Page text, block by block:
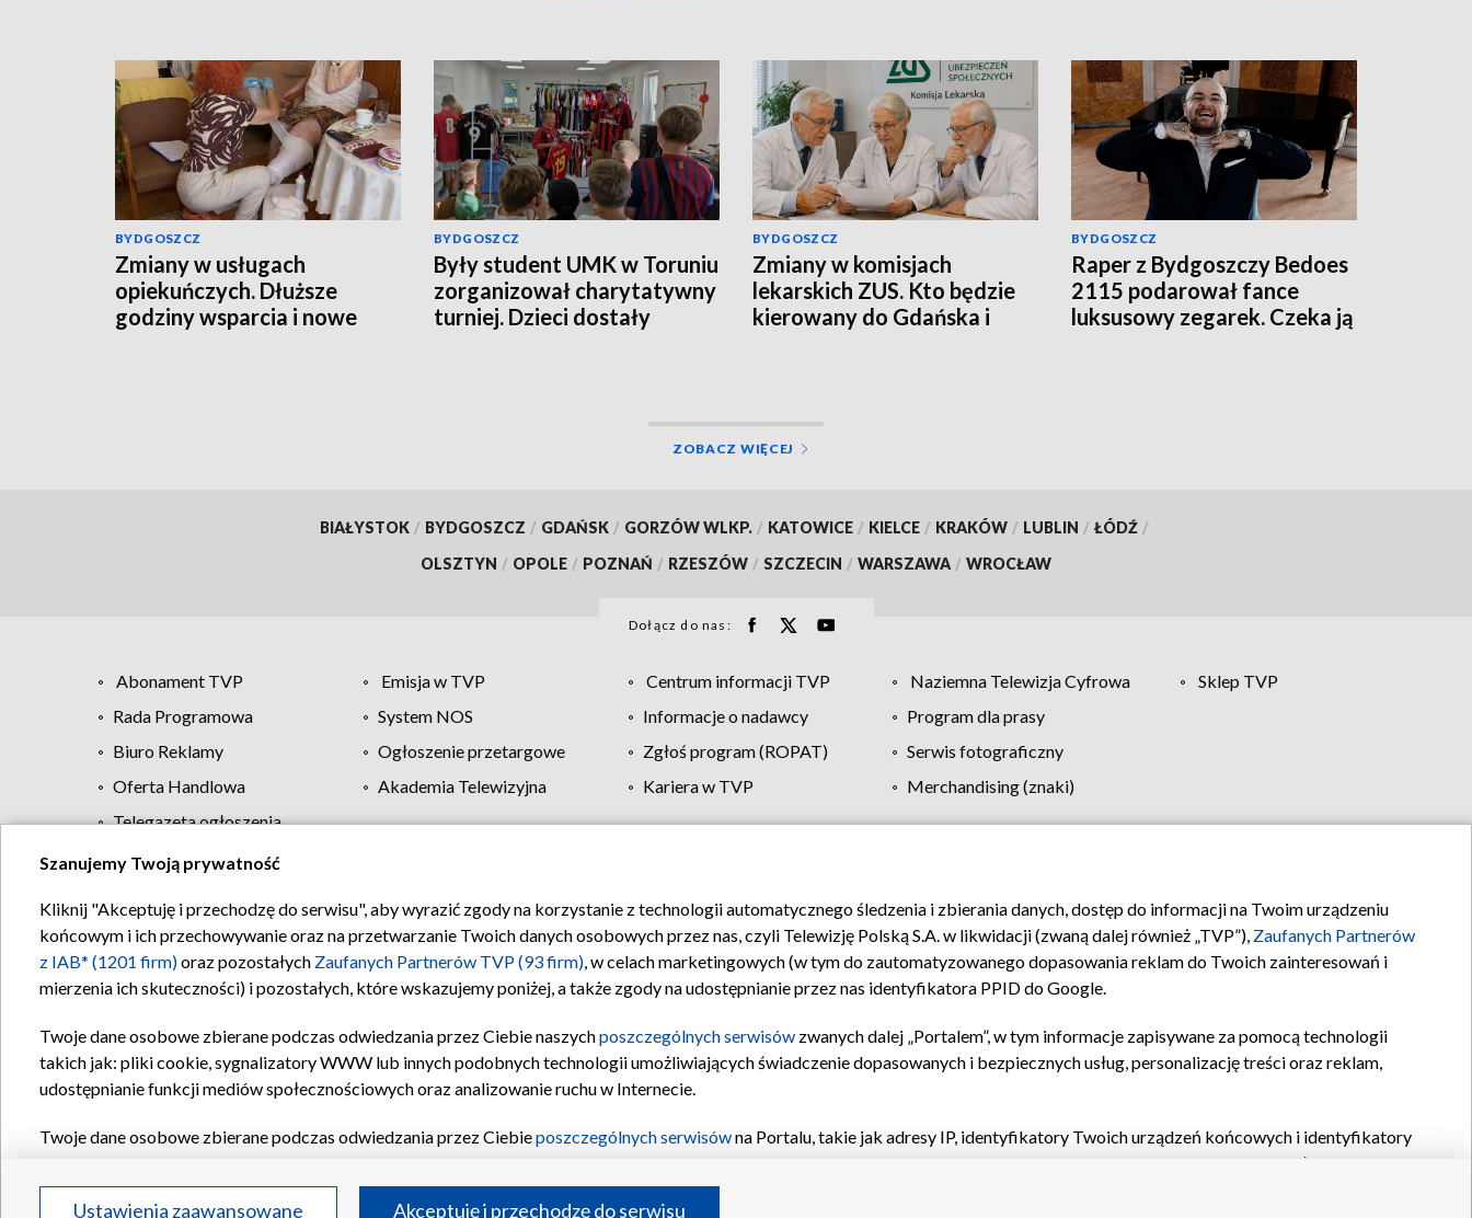
BYDGOSZCZ
Zmiany w usługach
opiekuńczych. Dłuższe
godziny wsparcia i nowe
BYDGOSZCZ
Były student UMK w Toruniu
zorganizował charytatywny
turniej. Dzieci dostały
BYDGOSZCZ
Zmiany w komisjach
lekarskich ZUS. Kto będzie
kierowany do Gdańska i
BYDGOSZCZ
Raper z Bydgoszczy Bedoes
2115 podarował fance
luksusowy zegarek. Czeka ją
ZOBACZ WIĘCEJ
BIAŁYSTOK / BYDGOSZCZ / GDAŃSK / GORZÓW WLKP. / KATOWICE / KIELCE / KRAKÓW / LUBLIN / ŁÓDŹ /
OLSZTYN / OPOLE / POZNAŃ / RZESZÓW / SZCZECIN / WARSZAWA / WROCŁAW
Dołącz do nas:
Abonament TVP Emisja w TVP Centrum informacji TVP Naziemna Telewizja Cyfrowa
Sklep TVP
Rada Programowa
System NOS Informacje o nadawcy
Program dla prasy
Biuro Reklamy
Ogłoszenie przetargowe Zgłoś program (ROPAT)
Serwis fotograficzny
Oferta Handlowa
Akademia Telewizyjna Kariera w TVP
Merchandising (znaki)
Telegazeta ogłoszenia
Regulamin TVP Polityka prywatności Moje zgody Pomoc Biuro reklamy Kontakt
Szanujemy Twoją prywatność
Kliknij "Akceptuję i przechodzę do serwisu", aby wyrazić zgody na korzystanie z technologii automatycznego śledzenia i zbierania danych, dostęp do informacji na Twoim urządzeniu
końcowym i ich przechowywanie oraz na przetwarzanie Twoich danych osobowych przez nas, czyli Telewizję Polską S.A. w likwidacji (zwaną dalej również „TVP”), Zaufanych Partnerów
z IAB* (1201 firm)oraz pozostałych Zaufanych Partnerów TVP (93 firm), w celach marketingowych (w tym do zautomatyzowanego dopasowania reklam do Twoich zainteresowań i
mierzenia ich skuteczności) i pozostałych, które wskazujemy poniżej, a także zgody na udostępnianie przez nas identyfikatora PPID do Google.
Twoje dane osobowe zbierane podczas odwiedzania przez Ciebie naszychposzczególnych serwisów zwanych dalej „Portalem”, w tym informacje zapisywane za pomocą technologii
takich jak: pliki cookie, sygnalizatory WWW lub innych podobnych technologii umożliwiających świadczenie dopasowanych i bezpiecznych usług, personalizację treści oraz reklam,
udostępnianie funkcji mediów społecznościowych oraz analizowanie ruchu w Internecie.
Twoje dane osobowe zbierane podczas odwiedzania przez Ciebieposzczególnych serwisówna Portalu, takie jak adresy IP, identyfikatory Twoich urządzeń końcowych i identyfikatory
oraz pozostałych
Partnerów TVPdla realizacji następujących celów i funkcji: przechowywania informacji na urządzeniu lub dostęp do nich, wyboru podstawowych reklam, wyboru spersonalizowanych
Ustawienia zaawansowane Akceptuję i przechodzę do serwisu